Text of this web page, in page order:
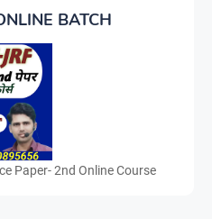
BATCH
Paper- 2nd Online Course